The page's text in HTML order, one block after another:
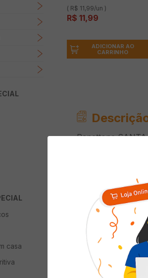
casa
( R$ 11,99/un )
R$ 11,99
ADICIONAR AO
CARRINHO
Panettone
Restrição
Quem viu